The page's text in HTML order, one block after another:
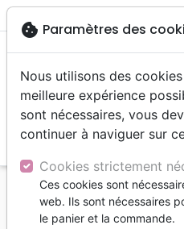
menu
Accueil Jeunesse
Je n'ai pas peur
cookie Paramètres des
Nous utilisons des
meilleure expérience
sont nécessaires, vous
continuer à naviguer sur
Cookies strictement
Ces cookies sont
web. Ils sont nécessaires
le panier et la commande.